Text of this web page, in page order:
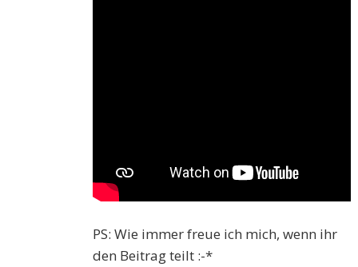
PS: Wie immer freue ich mich, wenn ihr
den Beitrag teilt :-*